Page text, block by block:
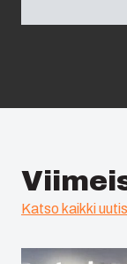
Katso kaikki